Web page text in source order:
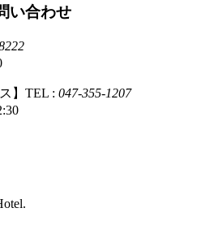
い合わせ
】TEL : 047-355-1207